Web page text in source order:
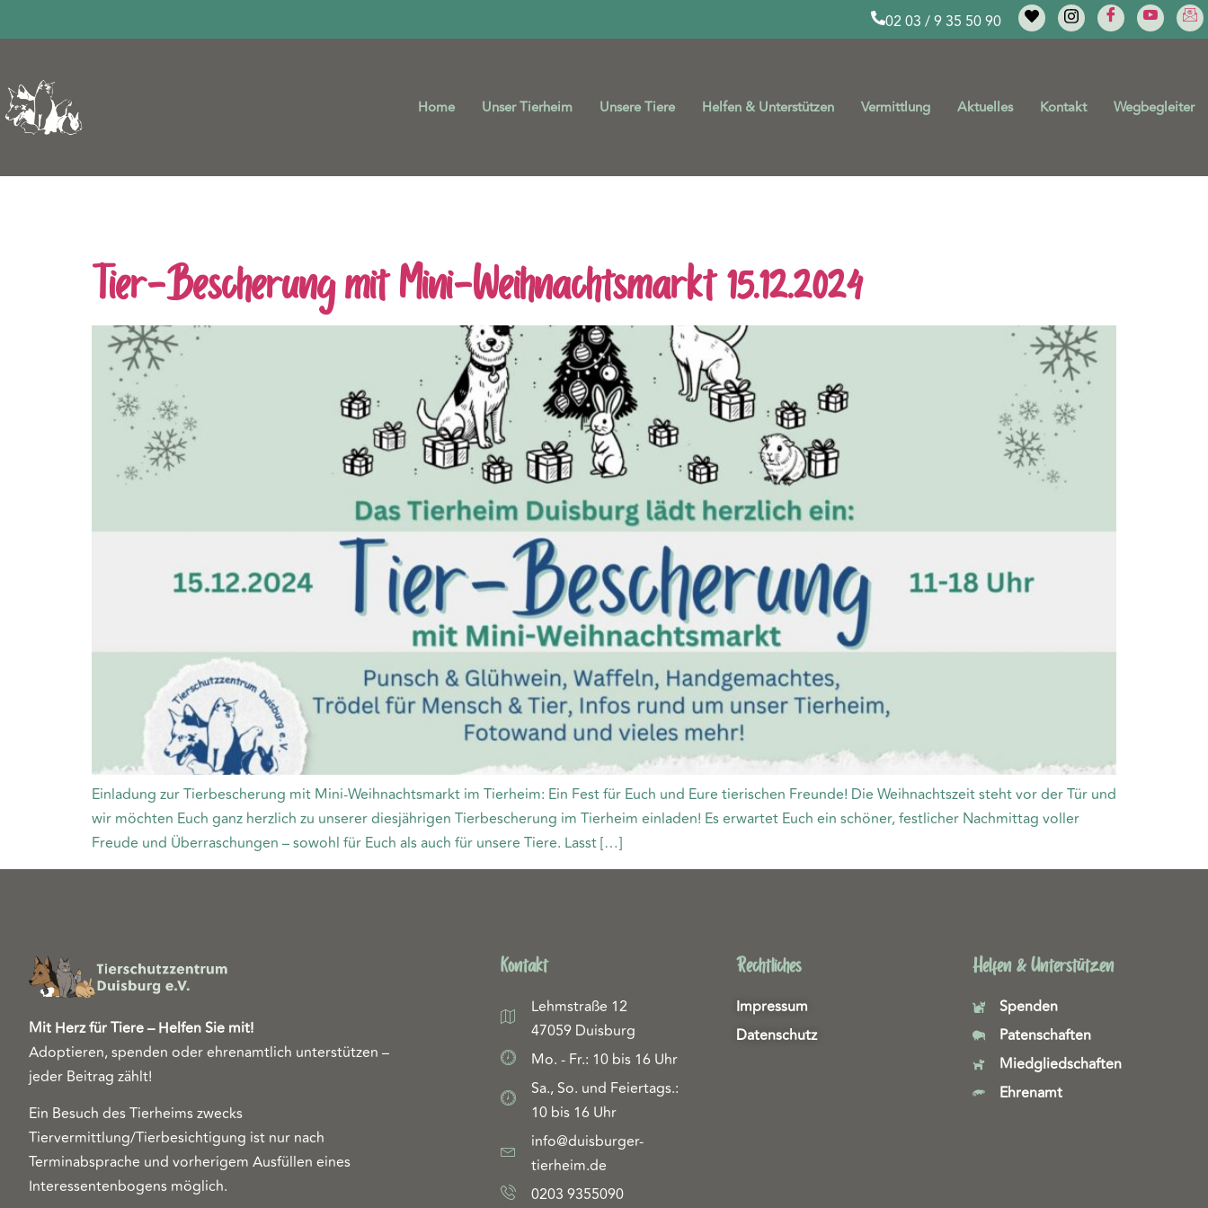
02 03 / 9 35 50 90
Home Unser Tierheim Unsere Tiere Helfen & Unterstützen Vermittlung Aktuelles Kontakt Wegbegleiter
Tier-Bescherung mit Mini-Weihnachtsmarkt 15.12.2024
Einladung zur Tierbescherung mit Mini-Weihnachtsmarkt im Tierheim: Ein Fest für Euch und Eure tierischen Freunde! Die Weihnachtszeit steht vor der Tür und
wir möchten Euch ganz herzlich zu unserer diesjährigen Tierbescherung im Tierheim einladen! Es erwartet Euch ein schöner, festlicher Nachmittag voller
Freude und Überraschungen – sowohl für Euch als auch für unsere Tiere. Lasst […]
Mit Herz für Tiere – Helfen Sie mit!
Adoptieren, spenden oder ehrenamtlich unterstützen –
jeder Beitrag zählt!
Ein Besuch des Tierheims zwecks
Tiervermittlung/Tierbesichtigung ist nur nach
Terminabsprache und vorherigem Ausfüllen eines
Interessentenbogens möglich.
Kontakt
Lehmstraße 12
47059 Duisburg
Mo. - Fr.: 10 bis 16 Uhr
Sa., So. und Feiertags.:
10 bis 16 Uhr
info@duisburger-
tierheim.de
0203 9355090
Rechtliches
Impressum
Datenschutz
Helfen & Unterstützen
Spenden
Patenschaften
Miedgliedschaften
Ehrenamt